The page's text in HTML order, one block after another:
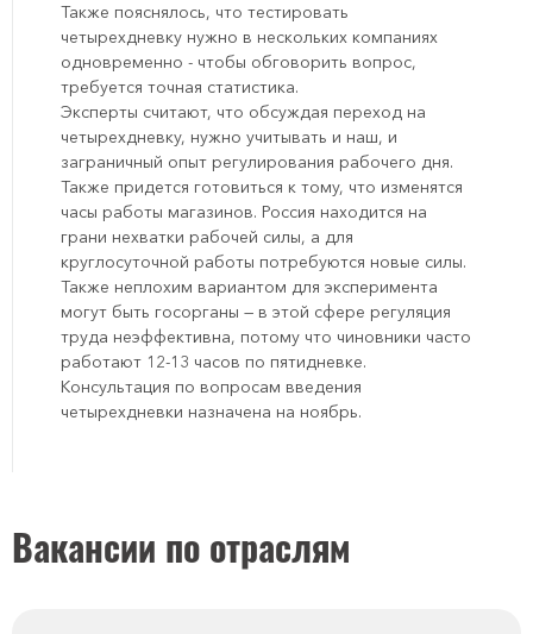
Также пояснялось, что тестировать
четырехдневку нужно в нескольких компаниях
одновременно - чтобы обговорить вопрос,
требуется точная статистика.
Эксперты считают, что обсуждая переход на
четырехдневку, нужно учитывать и наш, и
заграничный опыт регулирования рабочего дня.
Также придется готовиться к тому, что изменятся
часы работы магазинов. Россия находится на
грани нехватки рабочей силы, а для
круглосуточной работы потребуются новые силы.
Также неплохим вариантом для эксперимента
могут быть госорганы — в этой сфере регуляция
труда неэффективна, потому что чиновники часто
работают 12-13 часов по пятидневке.
Консультация по вопросам введения
четырехдневки назначена на ноябрь.
Вакансии по отраслям